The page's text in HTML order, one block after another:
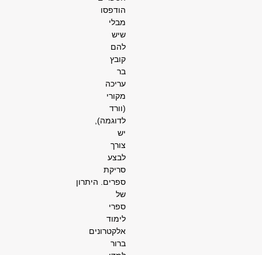
הודפסו
מבלי
שיש
להם
קובץ
בר
עריכה
מקורי
(וורד
לדוגמה),
יש
צורך
לבצע
סריקת
ספרים. היתרון
של
ספרי
לימוד
אלקטרונים
ברור